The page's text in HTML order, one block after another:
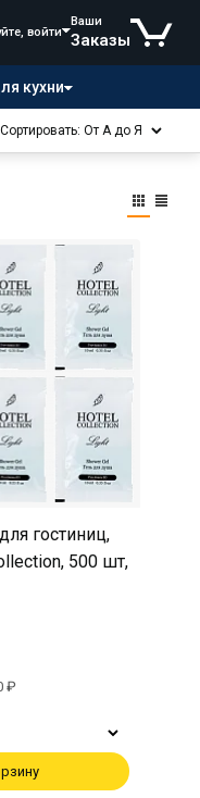
войти
Ваши
Заказы
кухни
Сортировать: От А до Я
гостиниц,
500 шт,
₽